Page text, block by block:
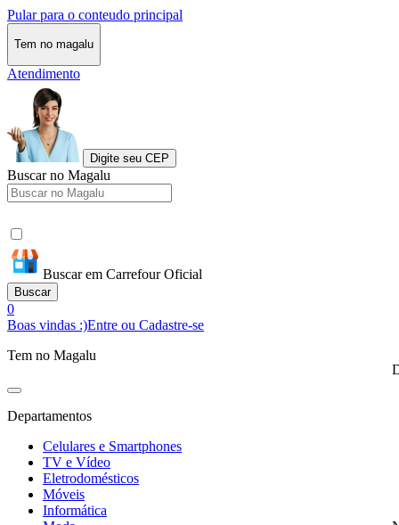
Pular para o conteudo principal
Tem no magalu
Atendimento
Digite seu CEP
Buscar no Magalu
Buscar em Carrefour Oficial
Buscar
0
Boas vindas :)Entre ou Cadastre-se
Tem no Magalu
Departamentos
Celulares e Smartphones
TV e Vídeo
Eletrodomésticos
Móveis
Informática